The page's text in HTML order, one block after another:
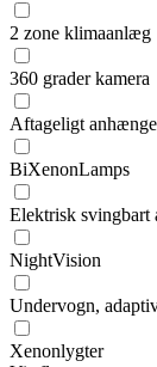
2 zone klimaanlæg
360 grader kamera
Aftageligt
BiXenonLamps
Elektrisk
NightVision
Undervogn,
Xenonlygter